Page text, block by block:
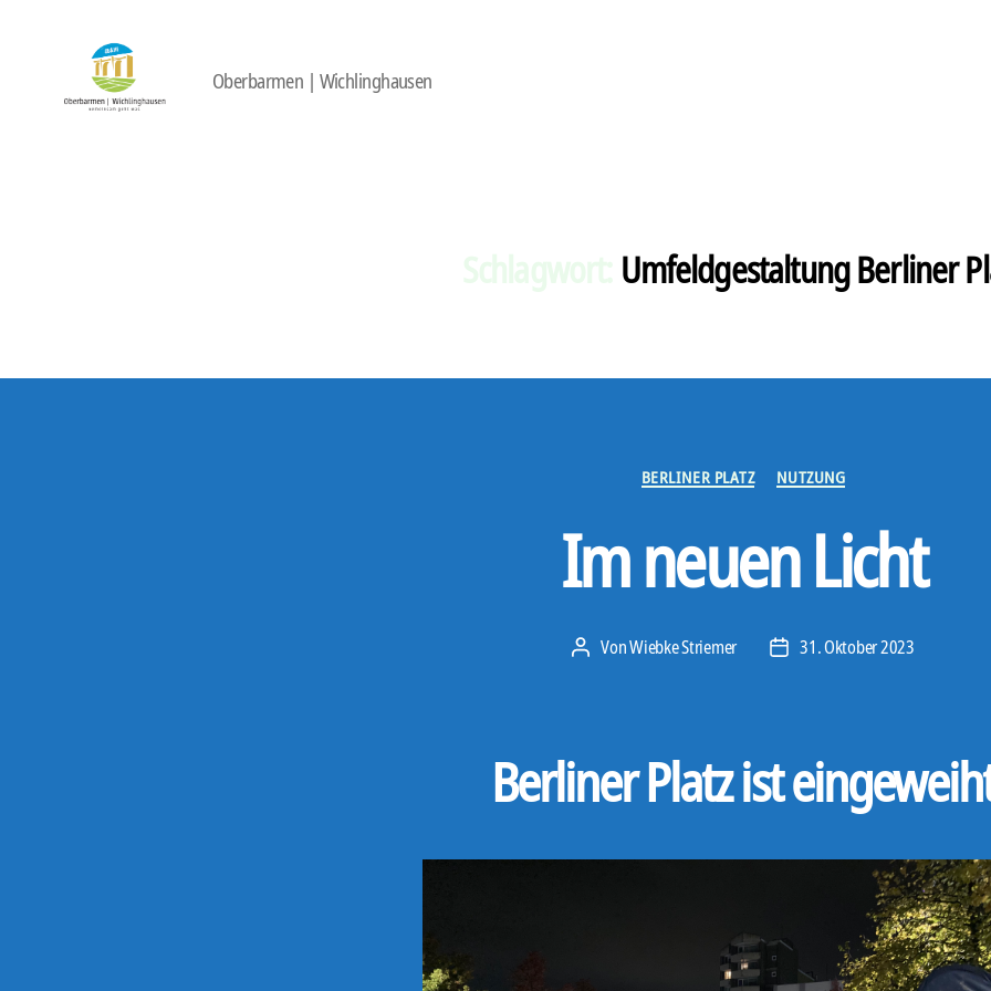
Oberbarmen | Wichlinghausen
Umfeldgestaltung Berliner
Kategorien
BERLINER PLATZ NUTZUNG
Im neuen Licht
Beitragsautor
VonWiebke Striemer Veröffentlichungsdatum
31. Oktober 2023
Berliner Platz ist